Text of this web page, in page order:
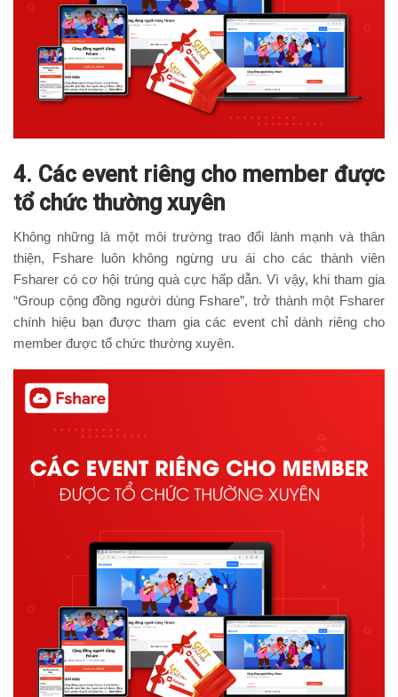
4. Các event riêng cho member được
tổ chức thường xuyên
Không những là một môi trường trao đổi lành mạnh và thân
thiện, Fshare luôn không ngừng ưu ái cho các thành viên
Fsharer có cơ hội trúng quà cực hấp dẫn. Vì vậy, khi tham gia
“Group cộng đồng người dùng Fshare”, trở thành một Fsharer
chính hiệu bạn được tham gia các event chỉ dành riêng cho
member được tổ chức thường xuyên.